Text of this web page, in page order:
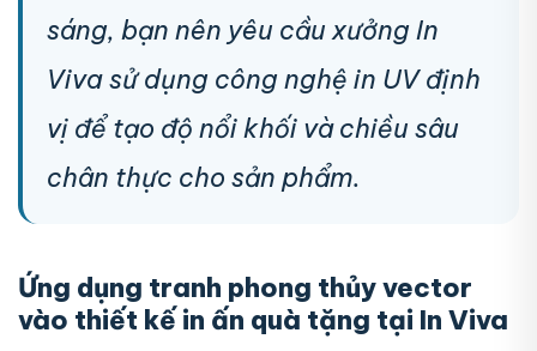
sáng, bạn nên yêu cầu xưởng In
Viva sử dụng công nghệ in UV định
vị để tạo độ nổi khối và chiều sâu
chân thực cho sản phẩm.
Ứng dụng tranh phong thủy vector
vào thiết kế in ấn quà tặng tại In Viva